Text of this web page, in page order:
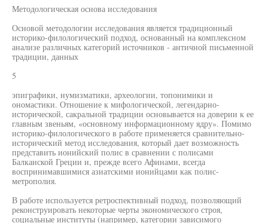
Методологическая основа исследования
Основой методологии исследования является традиционный
историко-филологический подход, основанный на комплексном
анализе различных категорий источников - античной письменной
традиции, данных
5
эпиграфики, нумизматики, археологии, топонимики и
ономастики. Отношение к мифологической, легендарно-
исторической, сакральной традиции основывается на доверии к ее
главным звеньям, «основному информационному ядру». Помимо
историко-филологического в работе применяется сравнительно-
исторический метод исследования, который дает возможность
представить ионийский полис в сравнении с полисами
Балканской Греции и, прежде всего Афинами, всегда
воспринимавшимися азиатскими ионийцами как полис-
метрополия.
В работе используется ретроспективный подход, позволяющий
реконструировать некоторые черты экономического строя,
социальные институты (например, категории зависимого